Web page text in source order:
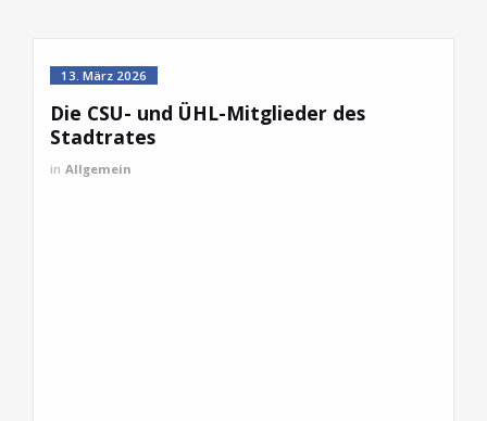
13. März 2026
Die CSU- und ÜHL-Mitglieder des
Stadtrates
in Allgemein